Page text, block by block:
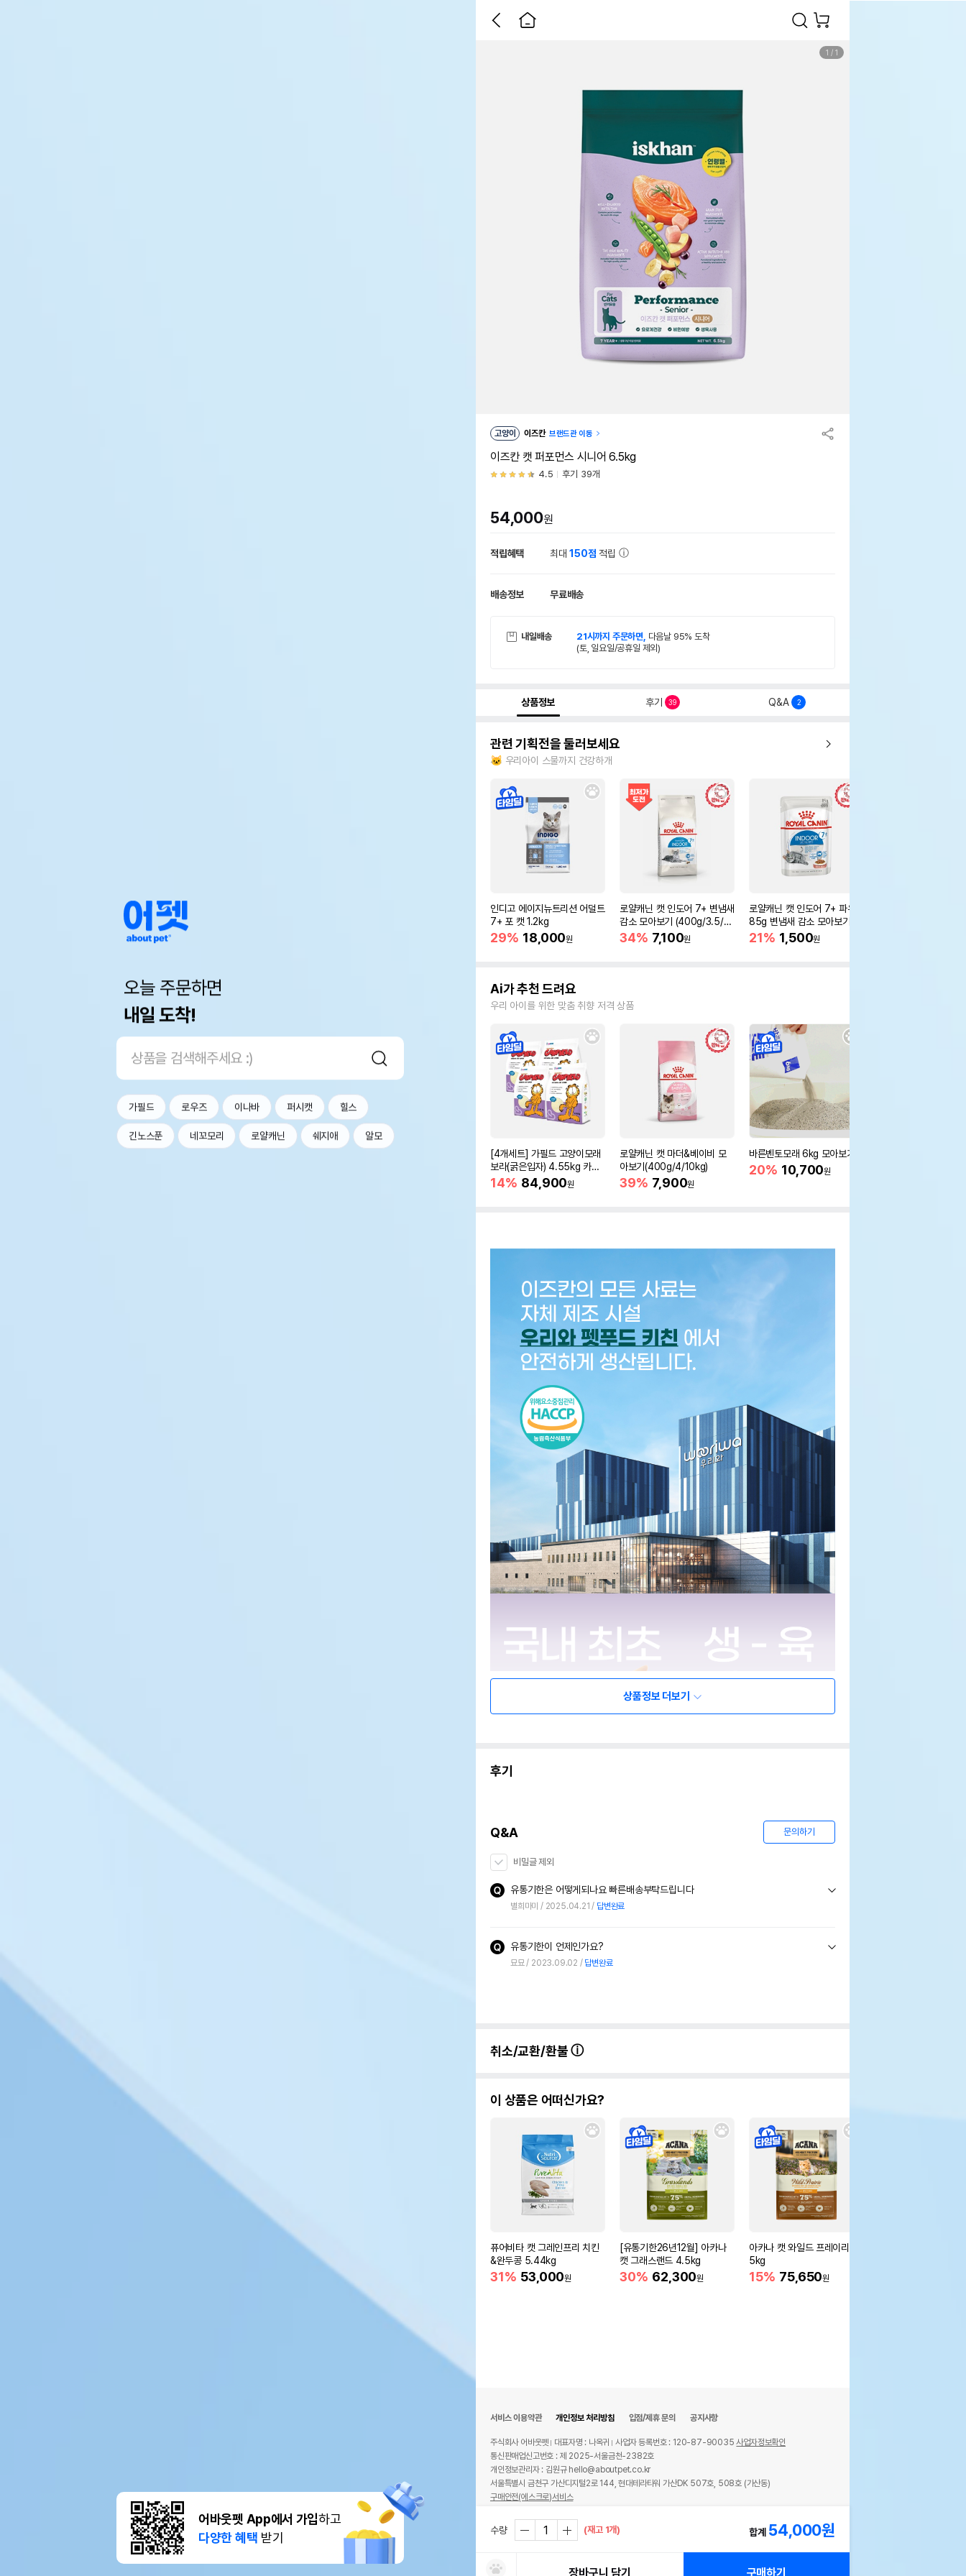
오늘 주문하면
내일 도착!
가필드 로우즈 이나바 퍼시캣 힐스
긴노스푼 네꼬모리 로얄캐닌 쉐지애 알모
어바웃펫 App에서 가입하고
다양한 혜택 받기
1 / 1
고양이 이즈칸 브랜드관 이동
이즈칸 캣 퍼포먼스 시니어 6.5kg
4.5 후기 39개
54,000원
적립혜택 최대150점 적립
배송정보 무료배송
내일배송 21시까지 주문하면, 다음날 95% 도착
(토, 일요일/공휴일 제외)
상품정보 후기 39 Q&A 2
관련 기획전을 둘러보세요
🐱 우리아이 스물까지 건강하개
인디고 에이지뉴트리션 어덜트
7+ 포 캣 1.2kg
29% 18,000원
로얄캐닌 캣 인도어 7+ 변냄새
감소 모아보기 (400g/3.5/8k
g)
34% 7,100원
로얄캐닌 캣 인도어 7+ 파우치
85g 변냄새 감소 모아보기
21% 1,500원
Ai가 추천 드려요
우리 아이를 위한 맞춤 취향 저격 상품
[4개세트] 가필드 고양이모래
보라(굵은입자) 4.55kg 카사
바모래
14% 84,900원
로얄캐닌 캣 마더&베이비 모
아보기(400g/4/10kg)
39% 7,900원
바른벤토모래 6kg 모아보기
20% 10,700원
상품정보 더보기
후기
Q&A 문의하기
비밀글 제외
유통기한은 어떻게되나요 빠른배송부탁드립니다
별희마미 2025.04.21 답변완료
유통기한이 언제인가요?
묘묘 2023.09.02 답변완료
취소/교환/환불
이 상품은 어떠신가요?
퓨어비타 캣 그레인프리 치킨
&완두콩 5.44kg
31% 53,000원
[유통기한26년12월] 아카나
캣 그래스랜드 4.5kg
30% 62,300원
아카나 캣 와일드 프레이리 4.
5kg
15% 75,650원
수량 (재고 1개) 합계 54,000원
장바구니 담기 구매하기
서비스 이용약관 개인정보 처리방침 입점/제휴 문의 공지사항
주식회사 어바웃펫 대표자명 : 나옥귀 사업자 등록번호 : 120-87-90035사업자정보확인
통신판매업신고번호 : 제 2025-서울금천-2382호
개인정보관리자 : 김원규 hello@aboutpet.co.kr
서울특별시 금천구 가산디지털2로 144, 현대테라타워 가산DK 507호, 508호 (가산동)
구매안전(에스크로)서비스